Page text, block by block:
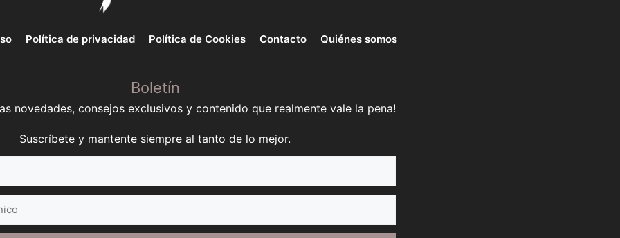
Política de privacidad Política de Cookies Contacto Quiénes somos
Boletín
novedades, consejos exclusivos y contenido que realmente vale la pena!
Suscríbete y mantente siempre al tanto de lo mejor.